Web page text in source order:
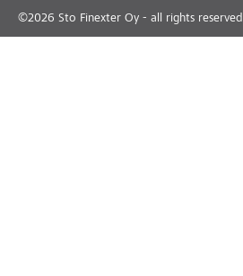
©2026 Sto Finexter Oy - all rights reserved